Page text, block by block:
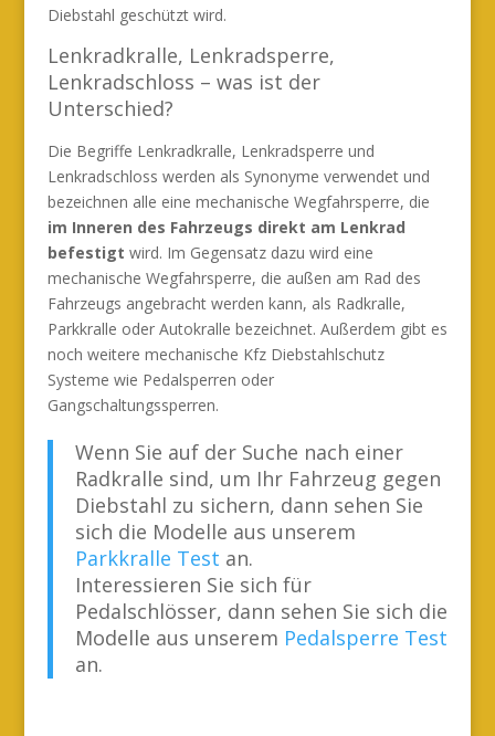
Diebstahl geschützt wird.
Lenkradkralle, Lenkradsperre,
Lenkradschloss – was ist der
Unterschied?
Die Begriffe Lenkradkralle, Lenkradsperre und
Lenkradschloss werden als Synonyme verwendet und
bezeichnen alle eine mechanische Wegfahrsperre, die
im Inneren des Fahrzeugs direkt am Lenkrad
befestigt wird. Im Gegensatz dazu wird eine
mechanische Wegfahrsperre, die außen am Rad des
Fahrzeugs angebracht werden kann, als Radkralle,
Parkkralle oder Autokralle bezeichnet. Außerdem gibt es
noch weitere mechanische Kfz Diebstahlschutz
Systeme wie Pedalsperren oder
Gangschaltungssperren.
Wenn Sie auf der Suche nach einer
Radkralle sind, um Ihr Fahrzeug gegen
Diebstahl zu sichern, dann sehen Sie
sich die Modelle aus unserem
Parkkralle Test an.
Interessieren Sie sich für
Pedalschlösser, dann sehen Sie sich die
Modelle aus unserem Pedalsperre Test
an.